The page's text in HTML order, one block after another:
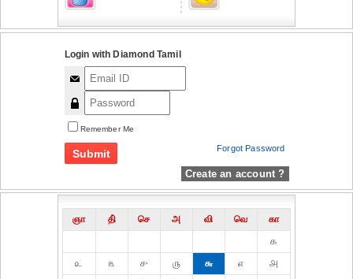
Login with Diamond Tamil
Remember Me
Forgot Password
Create an account ?
ஞா தி் செ அ வி வெ
கா
௧
௨
௩ ௪ ௫ ௬ ௭
௮